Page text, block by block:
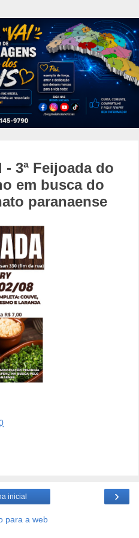
3ª Feijoada do
em busca do
paranaense
›
inicial
para a web